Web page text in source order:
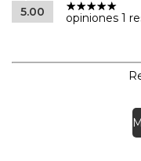
5.00 opiniones 1